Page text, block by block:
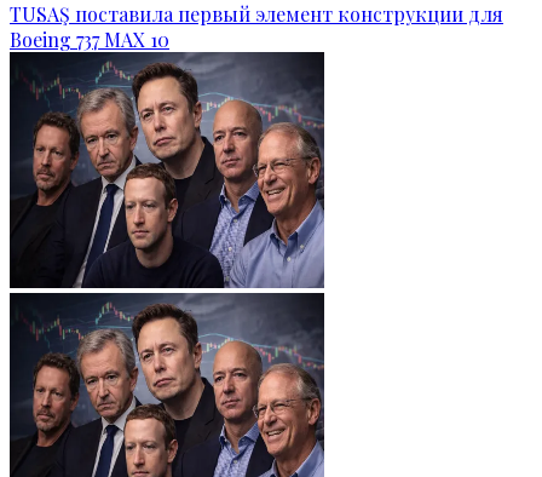
TUSAŞ поставила первый элемент конструкции для
Boeing 737 MAX 10